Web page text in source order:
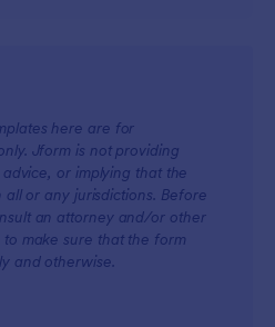
here are for
Jform is not providing
or implying that the
or any jurisdictions. Before
an attorney and/or other
make sure that the form
and otherwise.